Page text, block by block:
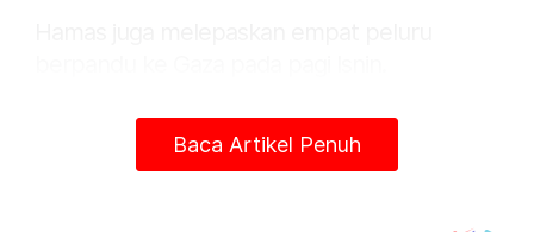
Meshaal kekal berpengaruh dalam Hamas
kerana beliau telah memainkan peranan
penting dalam kepimpinannya selama hampir
Baca Artikel Penuh